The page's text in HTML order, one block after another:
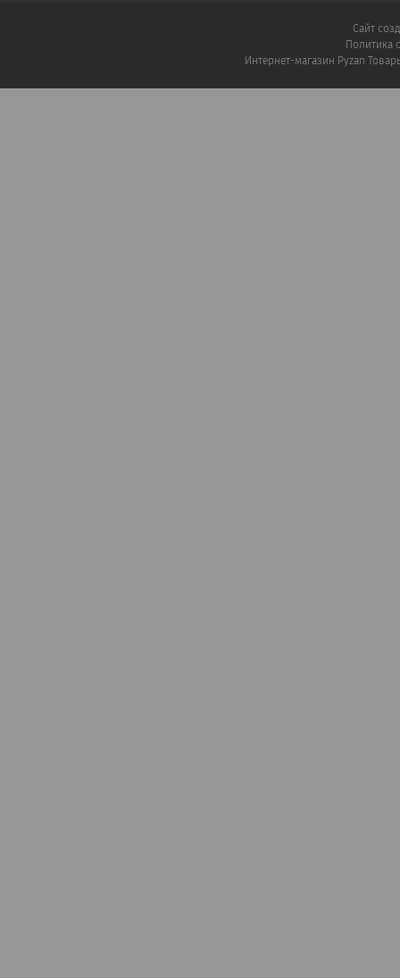
Сайт
Политика
Интернет-магазин Pyzan